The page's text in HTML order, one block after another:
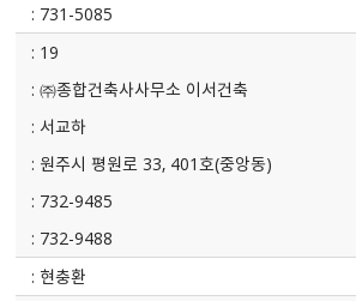
731-5085
19
㈜종합건축사사무소 이서건축
서교하
원주시 평원로 33, 401호(중앙동)
732-9485
732-9488
현충환